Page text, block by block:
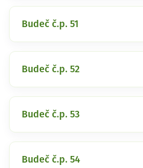
Budeč č.p. 51
Budeč č.p. 52
Budeč č.p. 53
Budeč č.p. 54